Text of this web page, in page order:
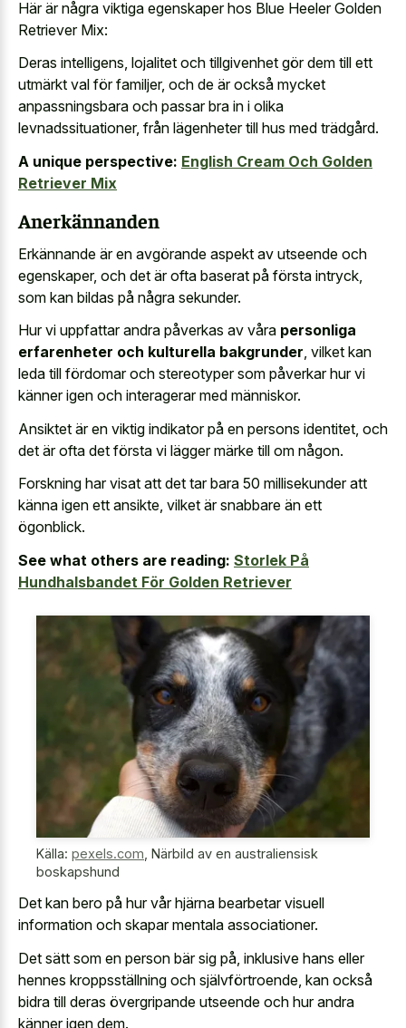
Här är några viktiga egenskaper hos Blue Heeler Golden
Retriever Mix:
Deras intelligens, lojalitet och tillgivenhet gör dem till ett
utmärkt val för familjer, och de är också mycket
anpassningsbara och passar bra in i olika
levnadssituationer, från lägenheter till hus med trädgård.
A unique perspective: English Cream Och Golden
Retriever Mix
Anerkännanden
Erkännande är en avgörande aspekt av utseende och
egenskaper, och det är ofta baserat på första intryck,
som kan bildas på några sekunder.
Hur vi uppfattar andra påverkas av våra personliga
erfarenheter och kulturella bakgrunder, vilket kan
leda till fördomar och stereotyper som påverkar hur vi
känner igen och interagerar med människor.
Ansiktet är en viktig indikator på en persons identitet, och
det är ofta det första vi lägger märke till om någon.
Forskning har visat att det tar bara 50 millisekunder att
känna igen ett ansikte, vilket är snabbare än ett
ögonblick.
See what others are reading: Storlek På
Hundhalsbandet För Golden Retriever
Källa: pexels.com Närbild av en australiensisk
boskapshund
Det kan bero på hur vår hjärna bearbetar visuell
information och skapar mentala associationer.
Det sätt som en person bär sig på, inklusive hans eller
hennes kroppsställning och självförtroende, kan också
bidra till deras övergripande utseende och hur andra
känner igen dem.